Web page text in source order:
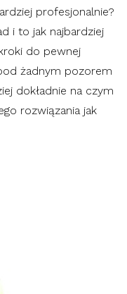
profesjonalnie?
i to jak najbardziej
do pewnej
żadnym pozorem
dokładnie na czym
rozwiązania jak